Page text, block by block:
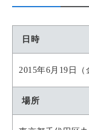
日時
2015年6月19日（
場所